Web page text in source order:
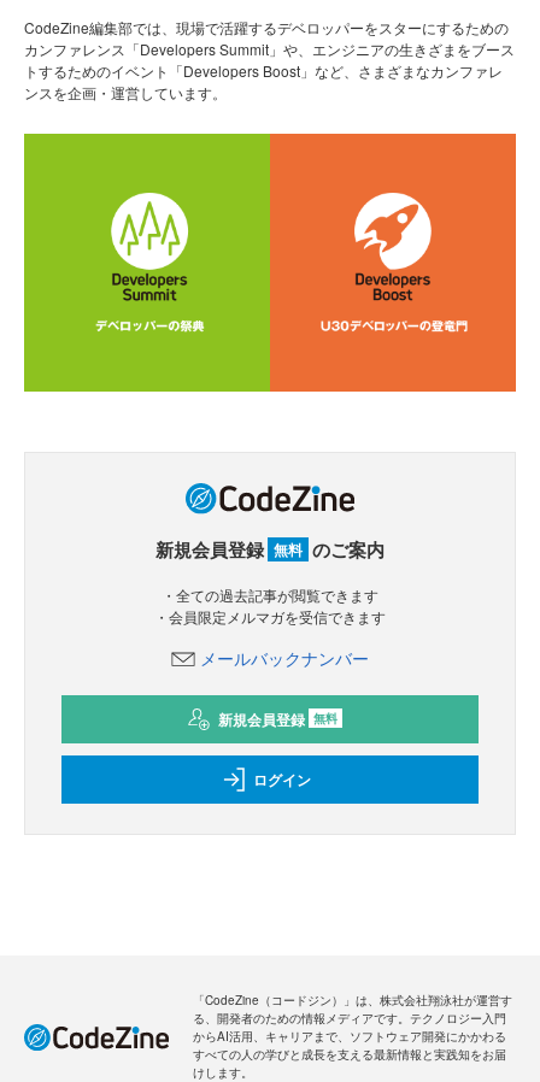
CodeZine編集部では、現場で活躍するデベロッパーをスターにするための
カンファレンス「Developers Summit」や、エンジニアの生きざまをブース
トするためのイベント「Developers Boost」など、さまざまなカンファレ
ンスを企画・運営しています。
新規会員登録 無料 のご案内
・全ての過去記事が閲覧できます
・会員限定メルマガを受信できます
メールバックナンバー
新規会員登録 無料
ログイン
「CodeZine（コードジン）」は、株式会社翔泳社が運営す
る、開発者のための情報メディアです。テクノロジー入門
からAI活用、キャリアまで、ソフトウェア開発にかかわる
すべての人の学びと成長を支える最新情報と実践知をお届
けします。